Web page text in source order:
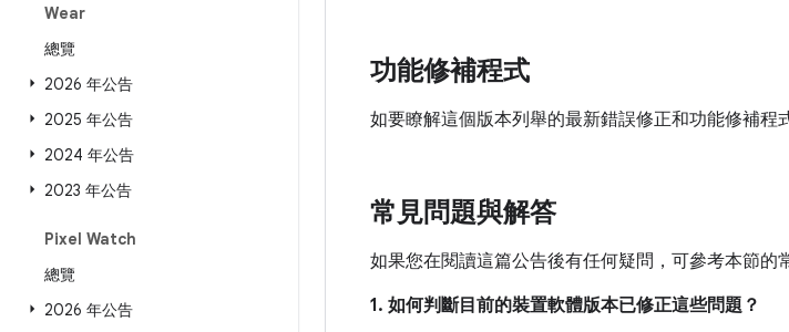
Wear
總覽
2026 年公告
2025 年公告
2024 年公告
2023 年公告
Pixel Watch
總覽
2026 年公告
功能修補程式
如要瞭解這個版本列舉的最新錯誤修正和功能修補程
常見問題與解答
如果您在閱讀這篇公告後有任何疑問，可參考本節的
1. 如何判斷目前的裝置軟體版本已修正這些問題？